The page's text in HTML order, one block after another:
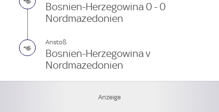
Bosnien-Herzegowina 0 - 0
Nordmazedonien
Anstoß
Bosnien-Herzegowina v
Nordmazedonien